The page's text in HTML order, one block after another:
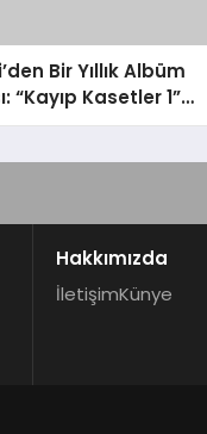
Bir Yıllık Albüm
“Kayıp Kasetler 1”
Çıktı
Hakkımızda
İletişimKünye